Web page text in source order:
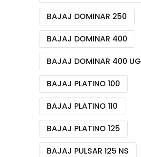
BAJAJ DOMINAR 250
BAJAJ DOMINAR 400
BAJAJ DOMINAR 400 UG
BAJAJ PLATINO 100
BAJAJ PLATINO 110
BAJAJ PLATINO 125
BAJAJ PULSAR 125 NS